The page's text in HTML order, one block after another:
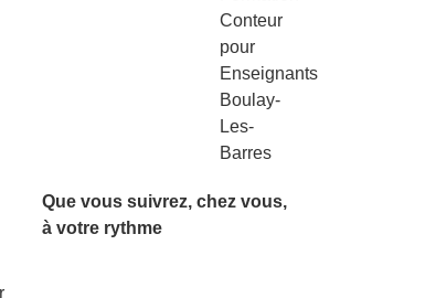
Que vous suivrez, chez vous,
à votre rythme